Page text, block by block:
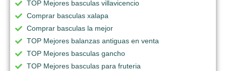
TOP Mejores basculas villavicencio
Comprar basculas xalapa
Comprar basculas la mejor
TOP Mejores balanzas antiguas en venta
TOP Mejores basculas gancho
TOP Mejores basculas para fruteria